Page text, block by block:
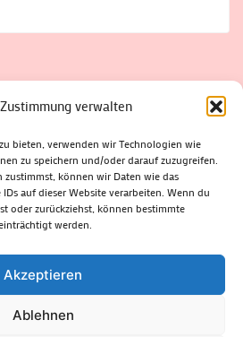
verwalten
bieten, verwenden wir Technologien wie
zu speichern und/oder darauf zuzugreifen.
können wir Daten wie das
auf dieser Website verarbeiten. Wenn du
oder zurückziehst, können bestimmte
werden.
Akzeptieren
Ablehnen
FOLK GEWINNSPIEL
HITZE
DANCE JAZZ
KABARETT
KLEINE SUHLER REIHE
LOTTO
MEININGEN
SCHLEUSINGEN
SCHULWEG
SRH
STADTFEST
SUHL
STADTMARKETING
WALD